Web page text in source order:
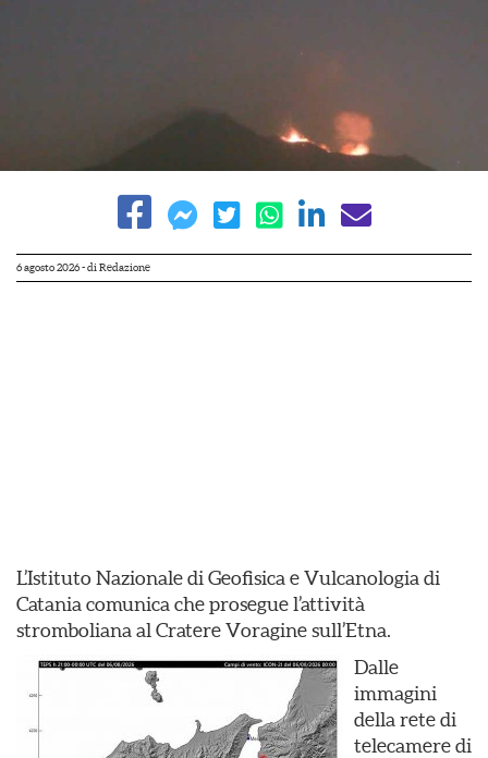
6 agosto 2026- di Redazione
L’Istituto Nazionale di Geofisica e Vulcanologia di
Catania comunica che prosegue l’attività
stromboliana al Cratere Voragine sull’Etna.
Dalle
immagini
della rete di
telecamere di